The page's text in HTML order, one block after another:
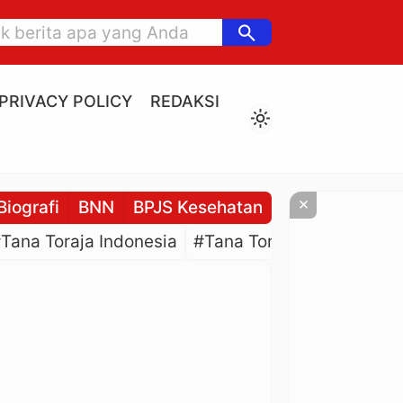
search
PRIVACY POLICY
REDAKSI
light_mode
BNN BPJS Kesehatan BPJS
Toraja Indonesia #Tana Toraja Culture
×